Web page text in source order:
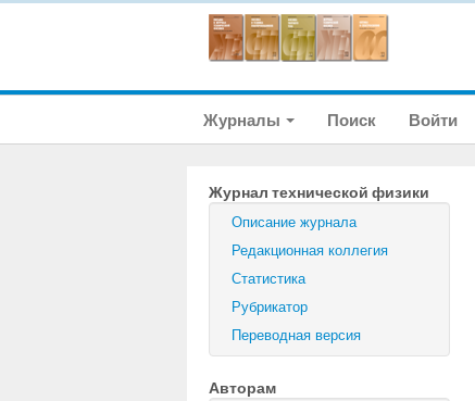
Журналы Поиск Войти
Журнал технической физики
Описание журнала
Редакционная коллегия
Статистика
Рубрикатор
Переводная версия
Авторам